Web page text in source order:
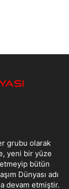
grubu olarak
yeni bir yüze
bütün
Dünyası adı
devam etmiştir.